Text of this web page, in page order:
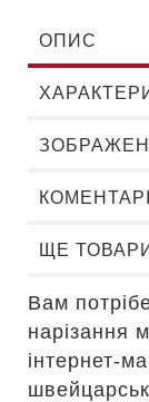
ОПИС
КОМЕНТАРІ
ЩЕ ТОВАРИ
Вам
нарізання
інтернет-